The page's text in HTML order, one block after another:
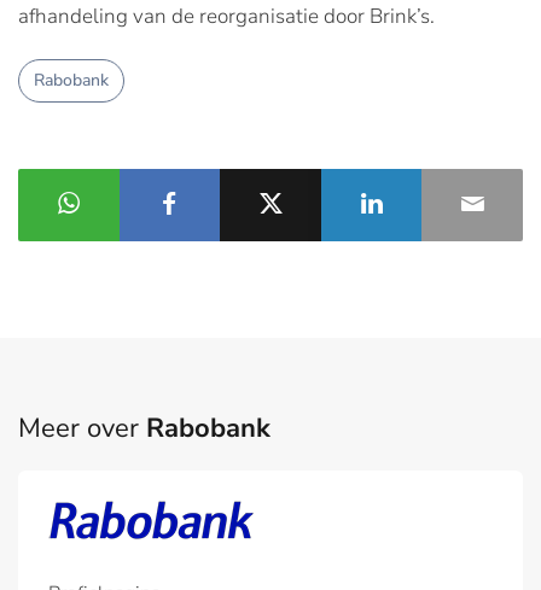
afhandeling van de reorganisatie door Brink’s.
Rabobank
Meer over Rabobank